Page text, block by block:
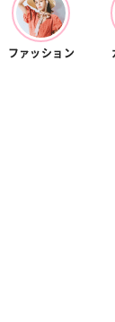
ン活」の楽しみ方
ファッション